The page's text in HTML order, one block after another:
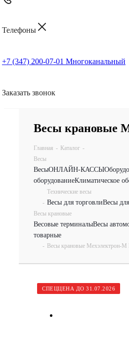
Телефоны
+7 (347) 200-07-01 Многоканальный
Заказать звонок
Весы крановые
Главная - Каталог -
Весы
ВесыОНЛАЙН-КАССЫ
оборудованиеКлиматическое
-
Технические весы
Весы для торговлиВесы
Весы крановые
Весовые терминалыВесы
товарные
- Весы крановые
СПЕЦЦЕНА ДО 31.07.2026